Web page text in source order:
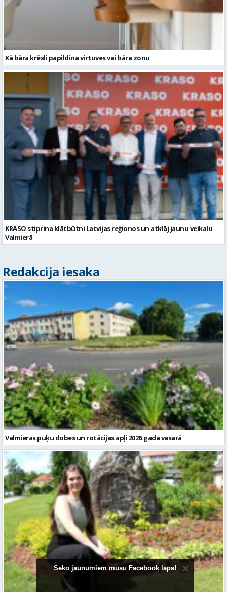
KRASO stiprina klātbūtni Latvijas reģionos un atklāj jaunu veikalu
Valmierā
Redakcija iesaka
Valmieras puķu dobes un rotācijas apļi 2026.gada vasarā
Pārgaujiete Līva Irkle – jauniete ar stabilu pamatu un mērķtiecīgu
skatu nākotnē
Seko jaunumiem mūsu Facebook lapā!